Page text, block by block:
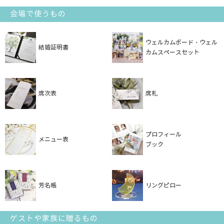
会場で使うもの
結婚証明書
ウェルカムボード・ウェル
カムスペースセット
席次表 席札
メニュー表
プロフィール
ブック
芳名帳 リングピロー
ゲストや家族に贈るもの